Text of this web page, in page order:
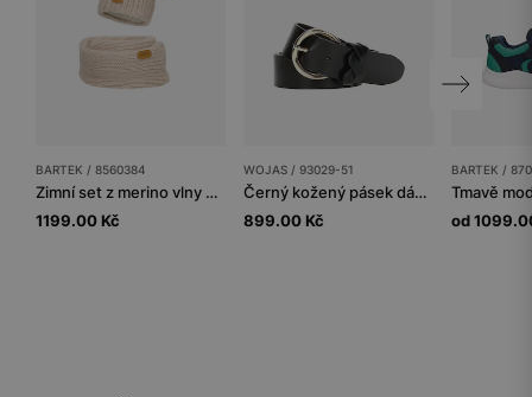
BARTEK / 8560384
Zimní set z merino vlny BARTEK 85603-84 béžová čepice se dvěma bambulkami a nákrčník
1199.00 Kč
WOJAS / 93029-51
Černý kožený pásek dámský s ozdobným detailem
899.00 Kč
BARTEK /
od